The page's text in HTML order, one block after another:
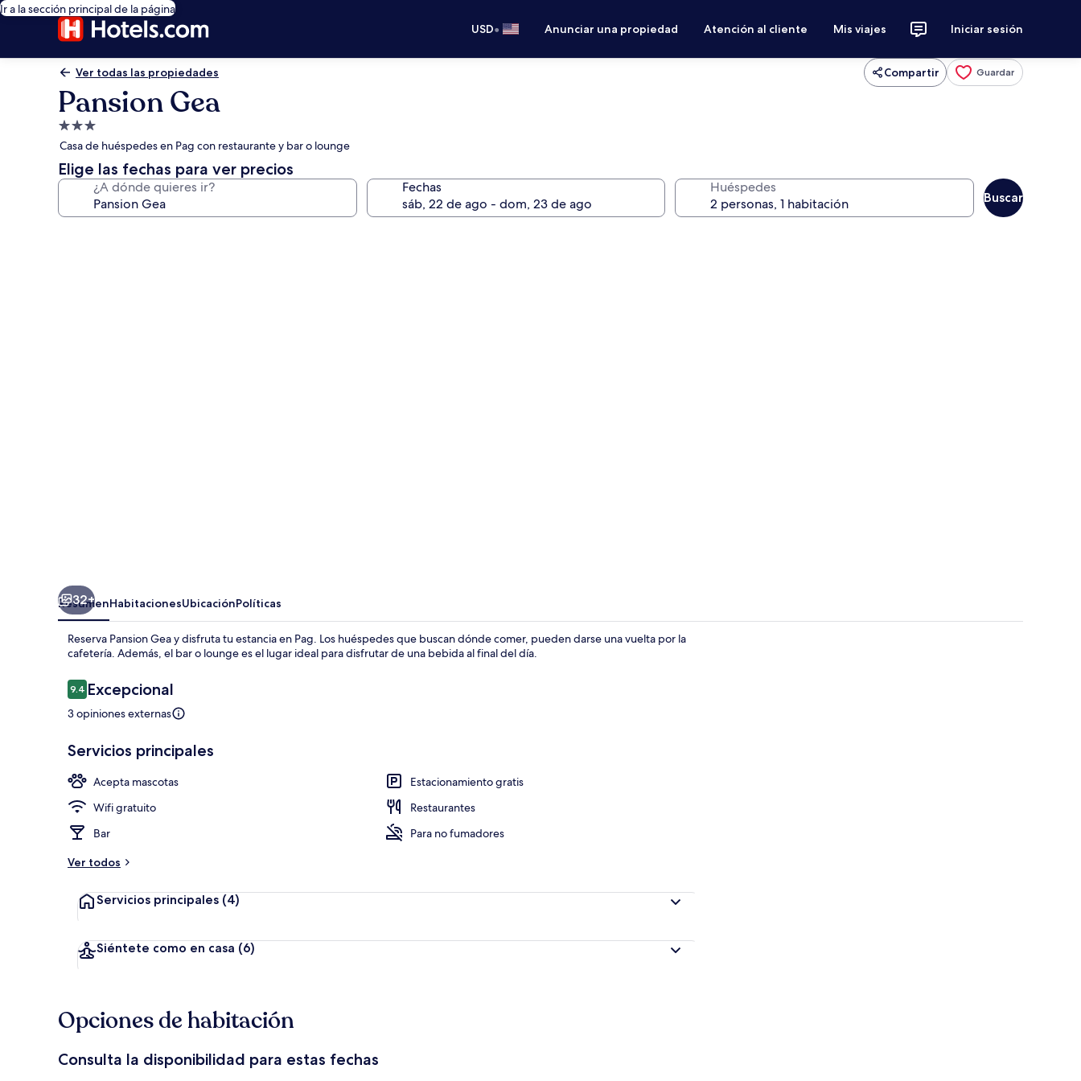
Ir a la sección principal de la página
USD• Anunciar una propiedad Atención al cliente Mis viajes Iniciar sesión
Ver todas las propiedades Compartir Guardar
Pansion Gea
Propiedad
de
3.0
estrellas
Casa de huéspedes en Pag con restaurante y bar o lounge
Elige las fechas para ver precios
¿A dónde quieres ir? Fechas Huéspedes
Buscar
32+
ResumenHabitacionesUbicaciónPolíticas
Reserva Pansion Gea y disfruta tu estancia en Pag. Los huéspedes que buscan dónde comer, pueden darse una vuelta por la
cafetería. Además, el bar o lounge es el lugar ideal para disfrutar de una bebida al final del día.
Opiniones
9.49.4 de 10,
Excepcional
3 opiniones externas
Servicios principales
Acepta mascotas
Estacionamiento gratis
Wifi gratuito
Restaurantes
Bar
Para no fumadores
Ver todos
Servicios principales (4)
Siéntete como en casa (6)
Opciones de habitación
Consulta la disponibilidad para estas fechas